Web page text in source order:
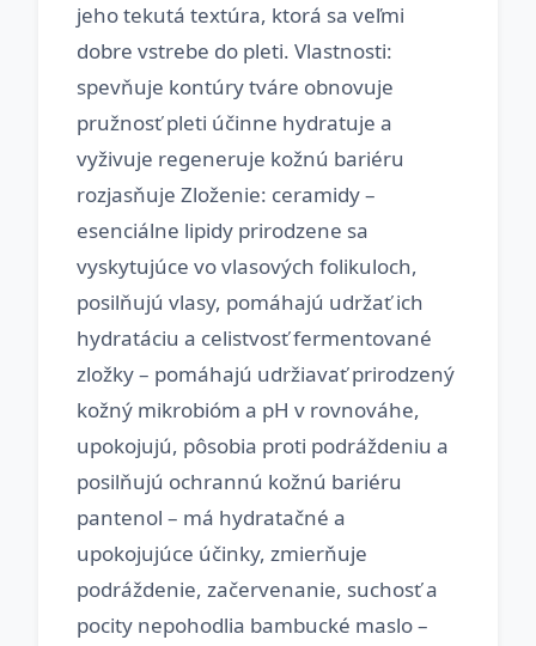
jeho tekutá textúra, ktorá sa veľmi
dobre vstrebe do pleti. Vlastnosti:
spevňuje kontúry tváre obnovuje
pružnosť pleti účinne hydratuje a
vyživuje regeneruje kožnú bariéru
rozjasňuje Zloženie: ceramidy –
esenciálne lipidy prirodzene sa
vyskytujúce vo vlasových folikuloch,
posilňujú vlasy, pomáhajú udržať ich
hydratáciu a celistvosť fermentované
zložky – pomáhajú udržiavať prirodzený
kožný mikrobióm a pH v rovnováhe,
upokojujú, pôsobia proti podráždeniu a
posilňujú ochrannú kožnú bariéru
pantenol – má hydratačné a
upokojujúce účinky, zmierňuje
podráždenie, začervenanie, suchosť a
pocity nepohodlia bambucké maslo –